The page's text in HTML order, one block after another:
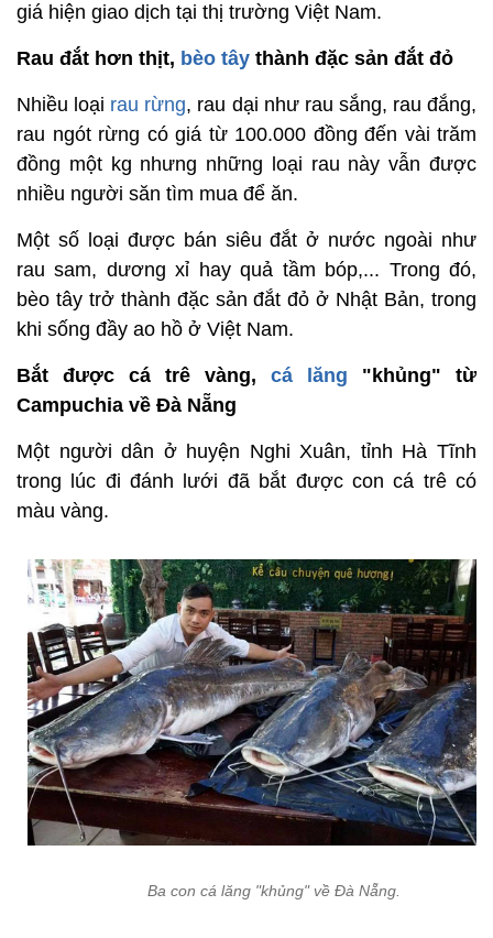
giá hiện giao dịch tại thị trường Việt Nam.
Rau đắt hơn thịt, bèo tây thành đặc sản đắt đỏ
Nhiều loại rau rừng, rau dại như rau sắng, rau đắng,
rau ngót rừng có giá từ 100.000 đồng đến vài trăm
đồng một kg nhưng những loại rau này vẫn được
nhiều người săn tìm mua để ăn.
Một số loại được bán siêu đắt ở nước ngoài như
rau sam, dương xỉ hay quả tầm bóp,... Trong đó,
bèo tây trở thành đặc sản đắt đỏ ở Nhật Bản, trong
khi sống đầy ao hồ ở Việt Nam.
Bắt được cá trê vàng, cá lăng "khủng" từ
Campuchia về Đà Nẵng
Một người dân ở huyện Nghi Xuân, tỉnh Hà Tĩnh
trong lúc đi đánh lưới đã bắt được con cá trê có
màu vàng.
Ba con cá lăng "khủng" về Đà Nẵng.